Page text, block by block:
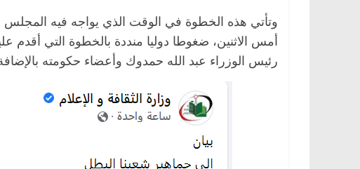
وتأتي هذه الخطوة في الوقت الذي يواجه فيه
أمس الاثنين، ضغوطا دوليا منددة بالخطوة التي أقدم
رئيس الوزراء عبد الله حمدوك وأعضاء حكومته